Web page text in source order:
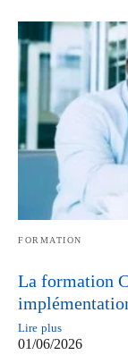
FORMATION
La formation
Lire plus
01/06/2026